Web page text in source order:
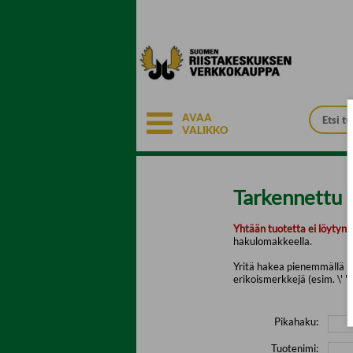
AVAA
VALIKKO
Tarkennettu
Yhtään tuotetta ei löytynyt.
hakulomakkeella.
Yritä hakea pienemmällä
erikoismerkkejä (esim. \' "
Pikahaku:
Tuotenimi: